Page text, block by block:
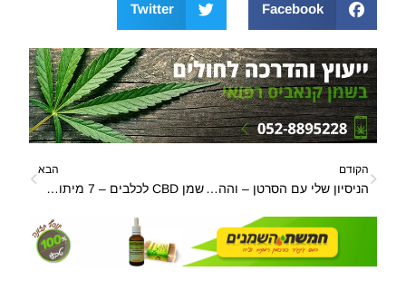
Facebook
Twitter
הקודם
הניסיון שלי עם הסרטן – וההשפעה של החוויה שלי על הסובבים אותי
הבא
שמן CBD לכלבים – 7 מיתוסים בנוגע לטיפול בכלבים באמצעות CBD